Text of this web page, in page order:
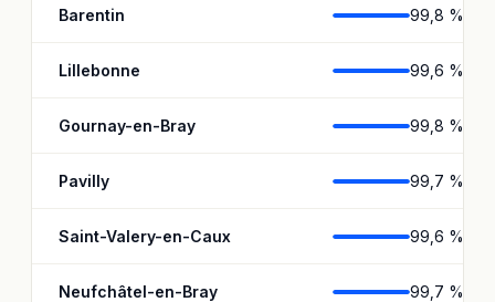
Barentin 99,8 %
Lillebonne 99,6 %
Gournay-en-Bray 99,8 %
Pavilly 99,7 %
Saint-Valery-en-Caux 99,6 %
Neufchâtel-en-Bray 99,7 %